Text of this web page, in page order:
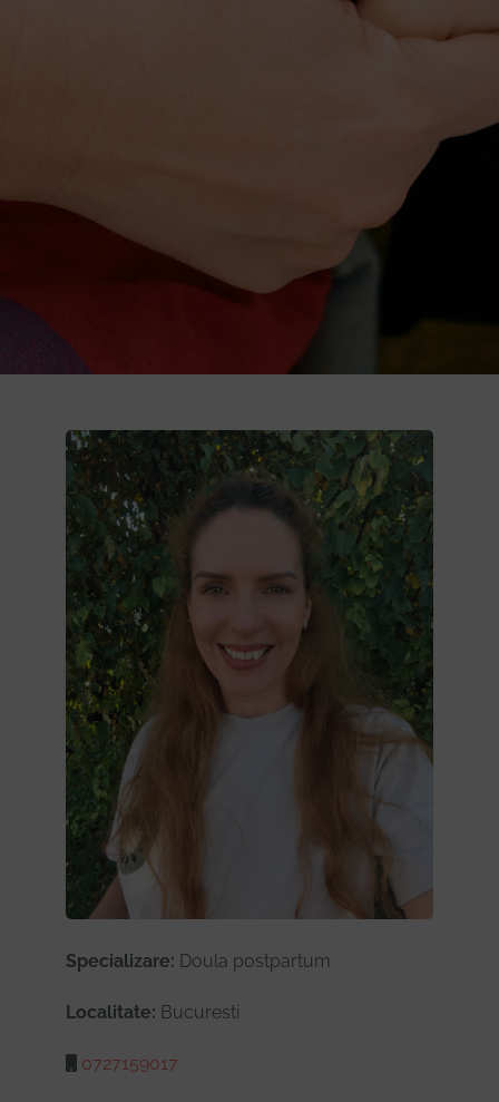
Specializare: Doula postpartum
Localitate: Bucuresti
0727159017